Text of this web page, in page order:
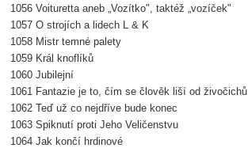
1056 Voituretta aneb „Vozítko", taktéž „vozíček"
1057 O strojích a lidech L & K
1058 Mistr temné palety
1059 Král knoflíků
1060 Jubilejní
1061 Fantazie je to, čím se člověk liší od živočichů
1062 Teď už co nejdříve bude konec
1063 Spiknutí proti Jeho Veličenstvu
1064 Jak končí hrdinové